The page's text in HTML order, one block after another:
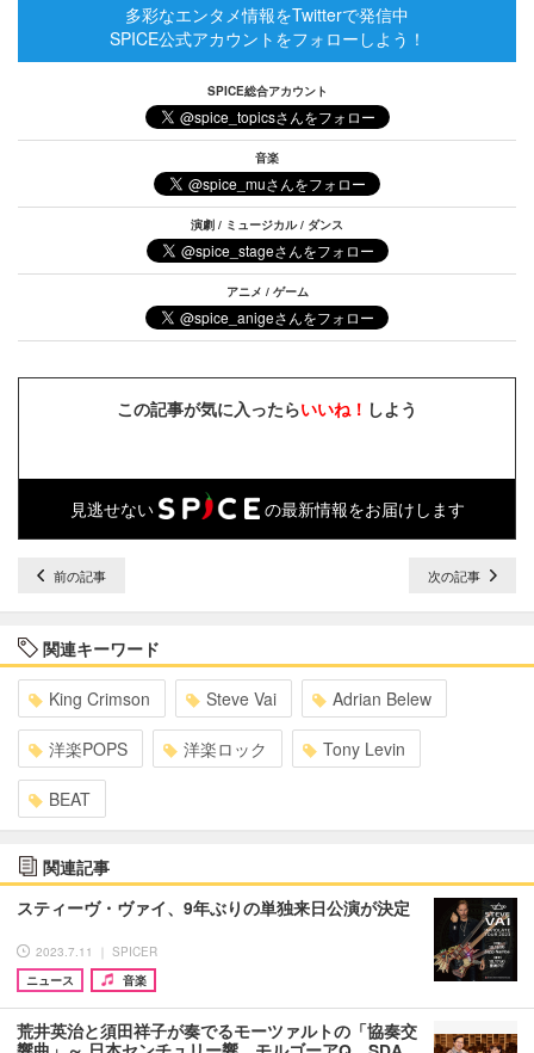
多彩なエンタメ情報をTwitterで発信中
SPICE公式アカウントをフォローしよう！
SPICE総合アカウント
音楽
演劇 / ミュージカル / ダンス
アニメ / ゲーム
この記事が気に入ったらいいね！ しよう
見逃せない の最新情報をお届けします
前の記事 次の記事
関連キーワード
King Crimson Steve Vai Adrian Belew
洋楽POPS 洋楽ロック Tony Levin
BEAT
関連記事
スティーヴ・ヴァイ、9年ぶりの単独来日公演が決定
2023.7.11 ｜ SPICER
ニュース
音楽
荒井英治と須田祥子が奏でるモーツァルトの「協奏交